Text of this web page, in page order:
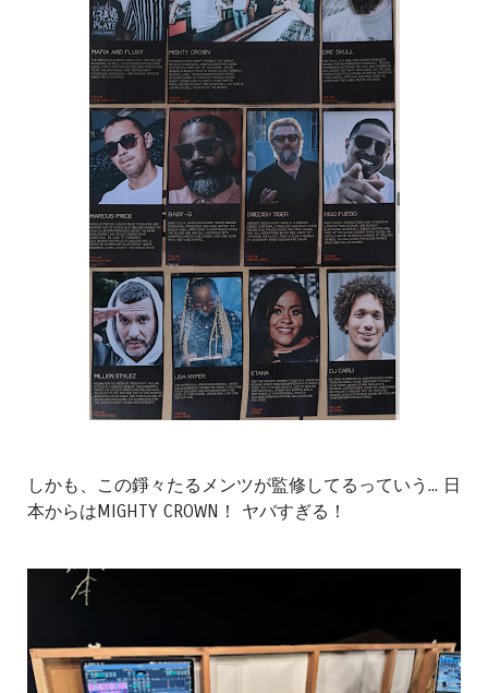
しかも、この錚々たるメンツが監修してるっていう... 日
本からはMIGHTY CROWN！ ヤバすぎる！